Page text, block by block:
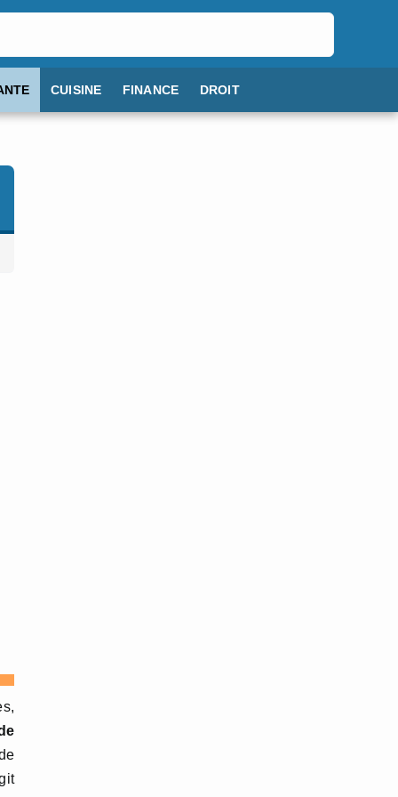
CUISINE FINANCE DROIT